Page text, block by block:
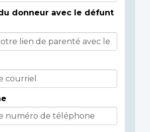
donneur avec le défunt